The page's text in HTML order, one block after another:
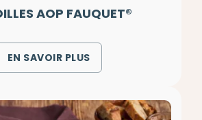
AOP FAUQUET®
EN SAVOIR PLUS